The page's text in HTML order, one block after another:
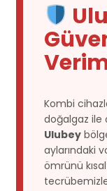
Kombi
doğalgaz ile
Ulubey
aylarındaki
ömrünü